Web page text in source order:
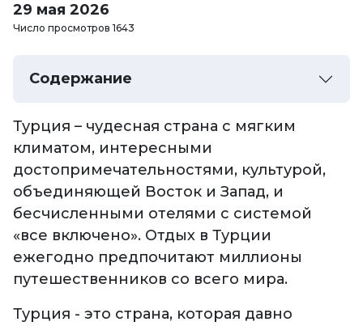
29 мая 2026
Число просмотров 1643
Содержание
Турция – чудесная страна с мягким
климатом, интересными
достопримечательностями, культурой,
объединяющей Восток и Запад, и
бесчисленными отелями с системой
«все включено». Отдых в Турции
ежегодно предпочитают миллионы
путешественников со всего мира.
Турция - это страна, которая давно